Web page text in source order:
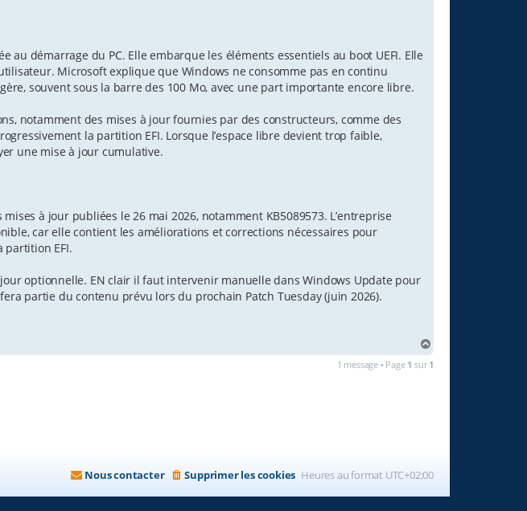
au démarrage du PC. Elle embarque les éléments essentiels au boot UEFI. Elle
Microsoft explique que Windows ne consomme pas en continu
souvent sous la barre des 100 Mo, avec une part importante encore libre.
notamment des mises à jour fournies par des constructeurs, comme des
la partition EFI. Lorsque l’espace libre devient trop faible,
une mise à jour cumulative.
à jour publiées le 26 mai 2026, notamment KB5089573. L’entreprise
car elle contient les améliorations et corrections nécessaires pour
partition EFI.
optionnelle. EN clair il faut intervenir manuelle dans Windows Update pour
partie du contenu prévu lors du prochain Patch Tuesday (juin 2026).
1 message • Page 1 sur 1
Heures au format UTC+02:00
Supprimer les cookies
Nous contacter